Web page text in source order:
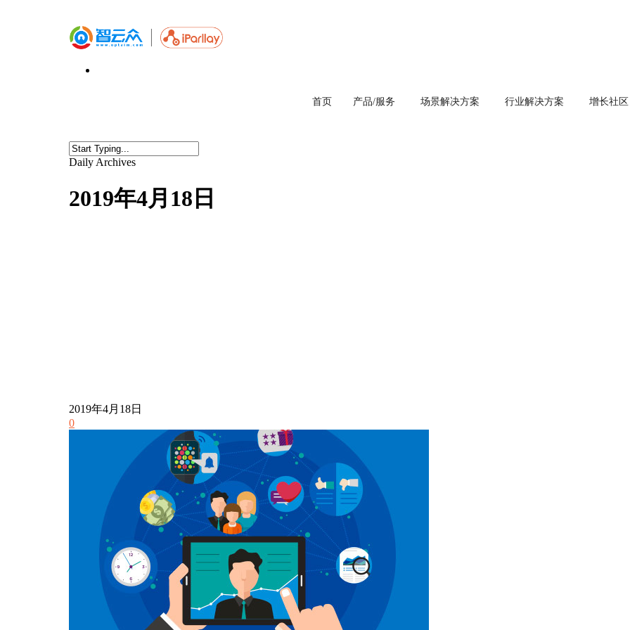
首页 产品/服务 场景解决方案 行业解决方案 增长社区
Daily Archives
2019年4月18日
2019年4月18日
0